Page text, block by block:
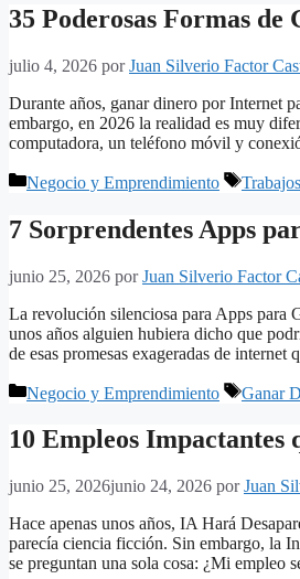
35 Poderosas Formas
julio 4, 2026 porJuan Silverio Factor
Durante años, ganar dinero por Internet
embargo, en 2026 la realidad es muy
computadora, un teléfono móvil y
Categorías
Negocio y Emprendimiento Etiquetas
7 Sorprendentes Apps
junio 25, 2026 porJuan Silverio Factor
La revolución silenciosa para Apps para
unos años alguien hubiera dicho que
de esas promesas exageradas de
Categorías
Negocio y Emprendimiento Ganar
10 Empleos
junio 25, 2026junio 24, 2026 porJuan
Hace apenas unos años, IA Hará
parecía ciencia ficción. Sin embargo, la
se preguntan una sola cosa: ¿Mi empleo